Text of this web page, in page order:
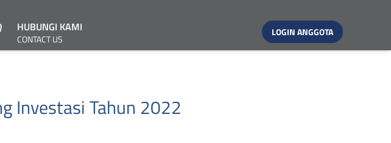
HUBUNGI KAMI
CONTACT US
LOGIN ANGGOTA
Investasi Tahun 2022